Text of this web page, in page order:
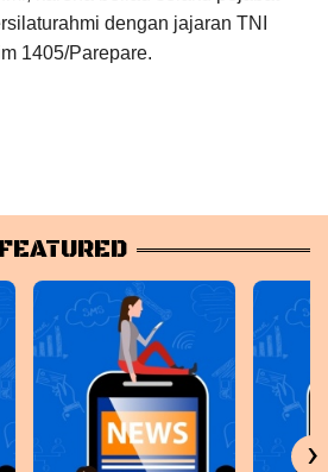
dengan jajaran TNI
1405/Parepare.
FEATURED
›